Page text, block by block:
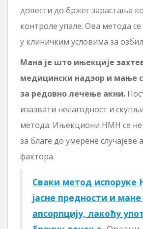
довести до бржег зарастања
контроле упале. Ова метода се
у клиничким условима за
Мана је што ињекције
медицински надзор и мање
за редовно лечење акни.
изазвати нелагодност и
метода. Ињекциони НМН се не
за благе до умерене случајеве
фактора.
Сваки метод
јасне предности и
апсорпцију, лакоћу